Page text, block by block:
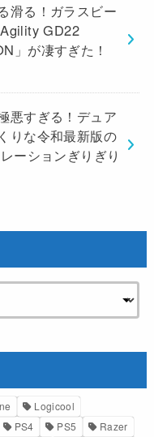
滑る！ガラスビー
GD22
」が凄すぎた！
悪すぎる！デュア
りな令和最新版の
ーションぎりぎり
Logicool
PS4 PS5
Razer